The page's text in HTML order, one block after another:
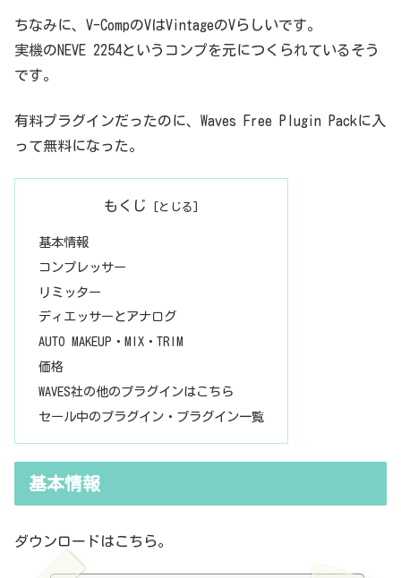
ちなみに、V-CompのVはVintageのVらしいです。
実機のNEVE 2254というコンプを元につくられているそう
です。
有料プラグインだったのに、Waves Free Plugin Packに入
って無料になった。
もくじ
基本情報
コンプレッサー
リミッター
ディエッサーとアナログ
AUTO MAKEUP・MIX・TRIM
価格
WAVES社の他のプラグインはこちら
セール中のプラグイン・プラグイン一覧
基本情報
ダウンロードはこちら。